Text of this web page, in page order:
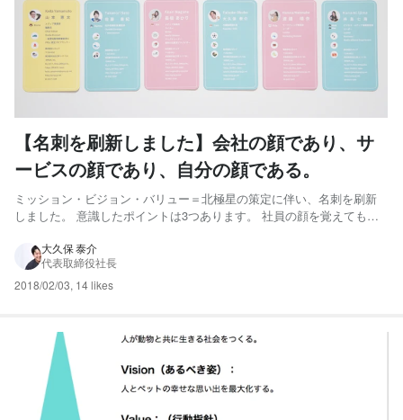
【名刺を刷新しました】会社の顔であり、サ
ービスの顔であり、自分の顔である。
ミッション・ビジョン・バリュー＝北極星の策定に伴い、名刺を刷新
しました。 意識したポイントは3つあります。 社員の顔を覚えてもら
社だと覚えてもらえること。 まず「社員の顔を覚えてもらえること」
ですが、初めてのご挨拶をして印象に残らなければそこ...
大久保 泰介
代表取締役社長
2018/02/03, 14 likes